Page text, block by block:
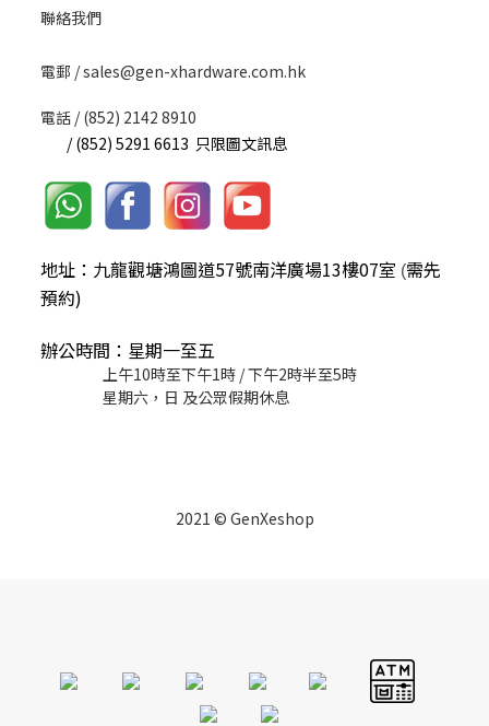
聯絡我們
​電郵 / sales@gen-xhardware.com.hk
電話 / (852) 2142 8910
/ (852) 5291 6613 只限圖文訊息
地址：九龍觀塘鴻圖道57號南洋廣場13樓07室 (需先
預約)
辦公時間：星期一至五
上午10時至下午1時 / 下午2時半至5時
星期六，日 及公眾假期休息
2021 © GenXeshop